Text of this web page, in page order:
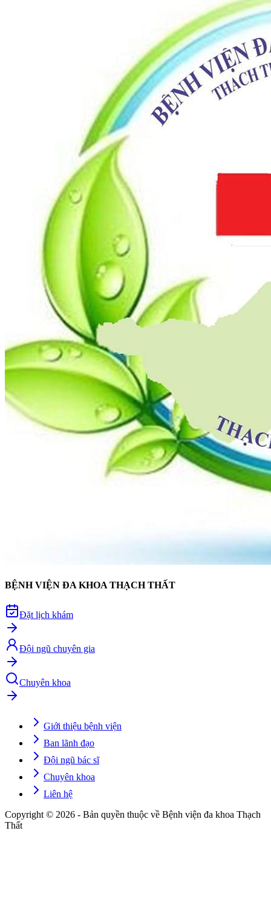
BỆNH VIỆN ĐA KHOA THẠCH THẤT
Đặt lịch khám
Đội ngũ chuyên gia
Chuyên khoa
Giới thiệu bệnh viện
Ban lãnh đạo
Đội ngũ bác sĩ
Chuyên khoa
Liên hệ
Copyright © 2026 - Bản quyền thuộc về Bệnh viện đa khoa Thạch
Thất